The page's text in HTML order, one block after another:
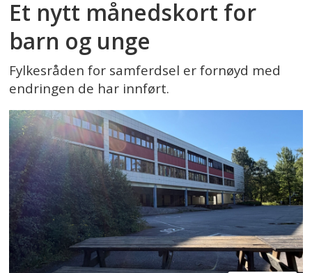
Et nytt månedskort for
barn og unge
Fylkesråden for samferdsel er fornøyd med
endringen de har innført.